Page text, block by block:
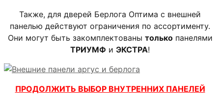
Также, для дверей Берлога Оптима с внешней
панелью действуют ограничения по ассортименту.
Они могут быть закомплектованы толькопанелями
ТРИУМФ и ЭКСТРА!
ПРОДОЛЖИТЬ ВЫБОР ВНУТРЕННИХ ПАНЕЛЕЙ